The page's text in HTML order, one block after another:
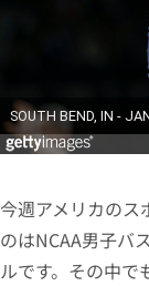
今週アメリカのス
のはNCAA男子バ
ルです。その中で